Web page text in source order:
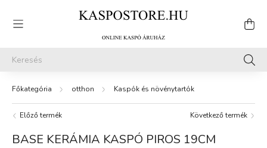
otthon Kaspók és növénytartók
Előző termék Következő termék
BASE KERÁMIA KASPÓ PIROS 19CM